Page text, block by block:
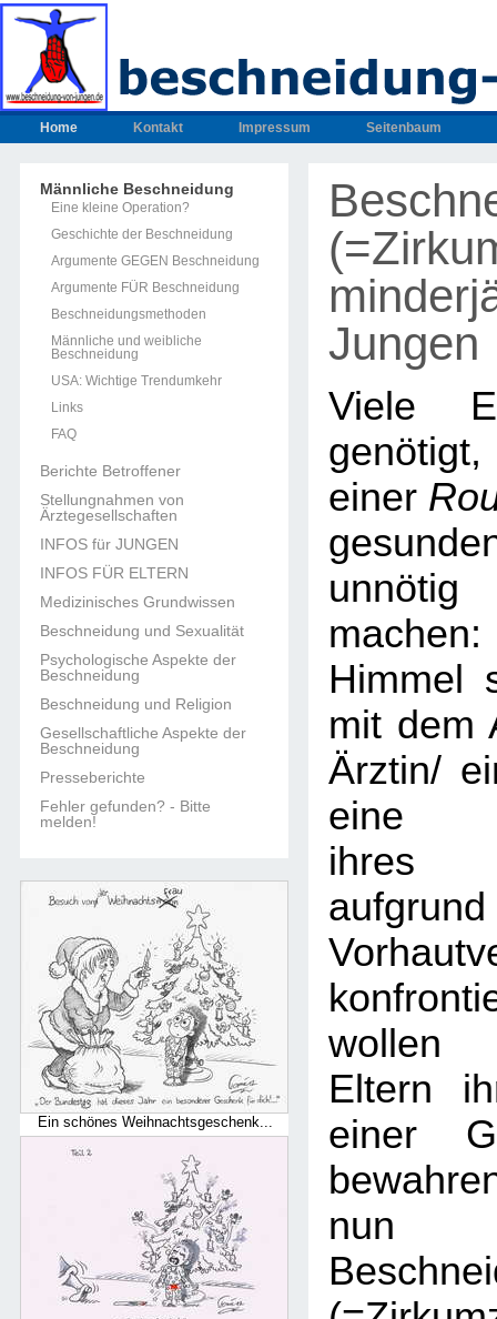
Home Kontakt Impressum Seitenbaum
Männliche Beschneidung
Eine kleine Operation?
Geschichte der Beschneidung
Argumente GEGEN Beschneidung
Argumente FÜR Beschneidung
Beschneidungsmethoden
Männliche und weibliche
Beschneidung
USA: Wichtige Trendumkehr
Links
FAQ
Berichte Betroffener
Stellungnahmen von
Ärztegesellschaften
INFOS für JUNGEN
INFOS FÜR ELTERN
Medizinisches Grundwissen
Beschneidung und Sexualität
Psychologische Aspekte der
Beschneidung
Beschneidung und Religion
Gesellschaftliche Aspekte der
Beschneidung
Presseberichte
Fehler gefunden? - Bitte
melden!
Ein schönes Weihnachtsgeschenk...
Jungen
Viele
einer
Himmel
mit dem
Ärztin/
eine
ihres
wollen
Eltern
einer
nun